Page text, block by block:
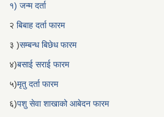
१) जन्म दर्ता
२ बिबाह दर्ता फारम
३ )सम्बन्ध बिछेध फारम
४)बसाई सराई फारम
५)मृतु दर्ता फारम
६)पशु सेवा शाखाको आबेदन फारम